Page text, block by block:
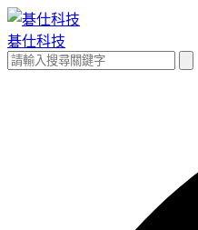
跳
至
主
碁仕科技
搜